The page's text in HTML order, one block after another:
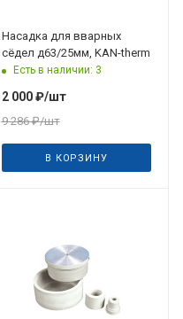
Насадка для вварных
сёдел д63/25мм, KAN-therm
Есть в наличии: 3
2 000₽/шт
9 286₽/шт
В КОРЗИНУ